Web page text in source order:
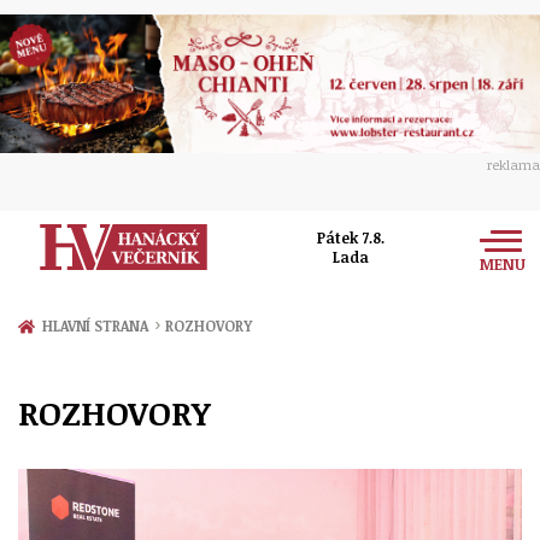
reklama
Pátek 7.8.
Lada
MENU
Zprávy
Přerov
Politika
Ekonomika
Kultura
Hudba
Společnost
Ženy
Sport
HLAVNÍ STRANA › ROZHOVORY
ROZHOVORY